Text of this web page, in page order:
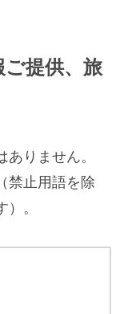
提供、旅
りません。
禁止用語を除
。